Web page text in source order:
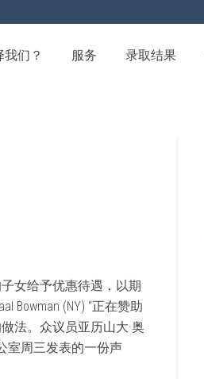
我们？ 服务 录取结果
女给予优惠待遇，以期
Bowman (NY) “正在赞助
法。众议员亚历山大·奥
室周三发表的一份声